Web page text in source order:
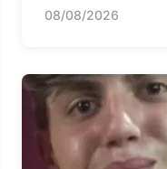
08/08/2026